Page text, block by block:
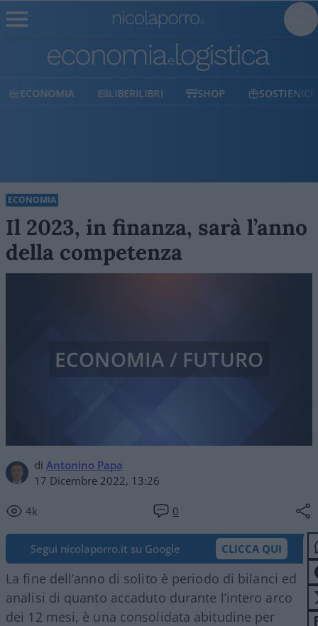
ECONOMIA LIBERILIBRI SHOP SOSTIENICI
ECONOMIA
Il 2023, in finanza, sarà l’anno
della competenza
di Antonino Papa
17 Dicembre 2022, 13:26
4k 0
ECONOMIA / FUTURO
Segui nicolaporro.it su Google CLICCA QUI
La fine dell’anno di solito è periodo di bilanci ed
analisi di quanto accaduto durante l’intero arco
dei 12 mesi, è una consolidata abitudine per